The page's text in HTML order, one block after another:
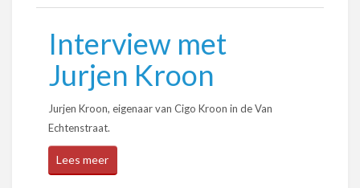
Interview met
Jurjen Kroon
Jurjen Kroon, eigenaar van Cigo Kroon in de Van
Echtenstraat.
Lees meer